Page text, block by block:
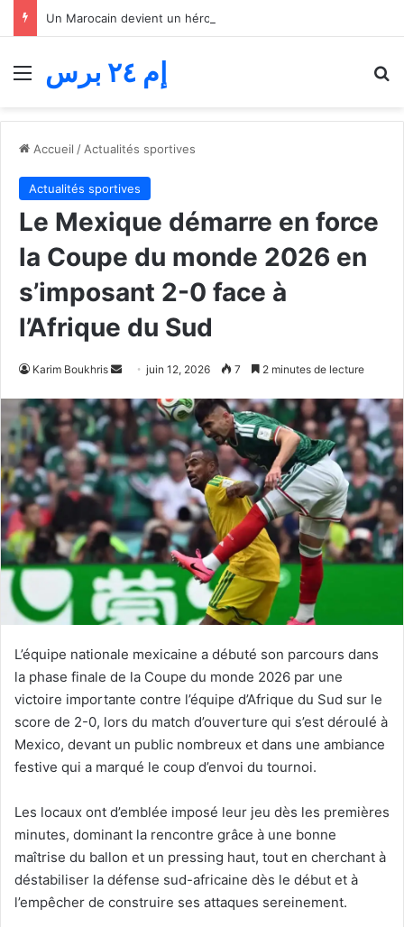
Menu إم ٢٤ برس
Accueil / Actualités sportives
Actualités sportives
Le Mexique démarre en force
la Coupe du monde 2026 en
s’imposant 2-0 face à
l’Afrique du Sud
Karim Boukhris
Envoyer
courriel
juin 12, 2026 7 2 minutes de lecture
L’équipe nationale mexicaine a débuté son parcours dans
la phase finale de la Coupe du monde 2026 par une
victoire importante contre l’équipe d’Afrique du Sud sur le
score de 2-0, lors du match d’ouverture qui s’est déroulé à
Mexico, devant un public nombreux et dans une ambiance
festive qui a marqué le coup d’envoi du tournoi.
Les locaux ont d’emblée imposé leur jeu dès les premières
minutes, dominant la rencontre grâce à une bonne
maîtrise du ballon et un pressing haut, tout en cherchant à
déstabiliser la défense sud-africaine dès le début et à
l’empêcher de construire ses attaques sereinement.